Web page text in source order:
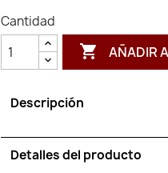
Cantidad
 AÑADIR
Descripción
Detalles del producto